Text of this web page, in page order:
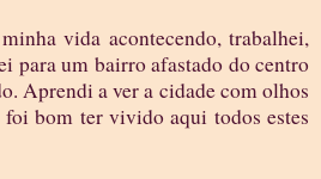
vida acontecendo, trabalhei,
para um bairro afastado do centro
Aprendi a ver a cidade com olhos
bom ter vivido aqui todos estes